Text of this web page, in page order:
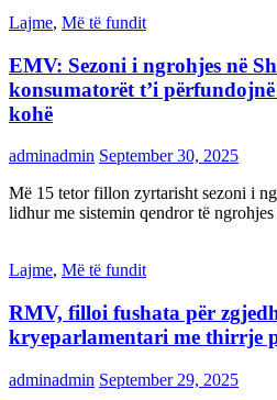
Lajme, Më të fundit
EMV: Sezoni i ngrohjes në
konsumatorët t’i
kohë
adminadmin September 30, 2025
Më 15 tetor fillon zyrtarisht sezoni i
lidhur me sistemin qendror të
Lajme, Më të fundit
RMV, filloi fushata për
kryeparlamentari me thirrje
adminadmin September 29, 2025